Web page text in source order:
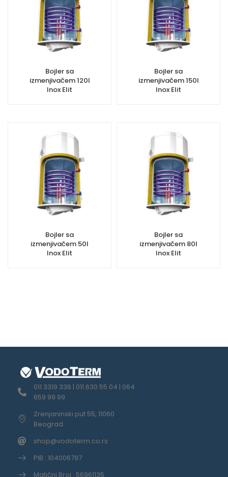
Bojler sa
izmenjivačem 120l
Inox Elit
Bojler sa
izmenjivačem 150l
Inox Elit
Bojler sa
izmenjivačem 50l
Inox Elit
Bojler sa
izmenjivačem 80l
Inox Elit
011 3319 336 | 011 630 55 04 | 064
659 99 99
Zrenjaninski put 55, 11060
Beograd
shop@vodoterm.co.rs
PIB : 104006797
Matični Broj : 56961135